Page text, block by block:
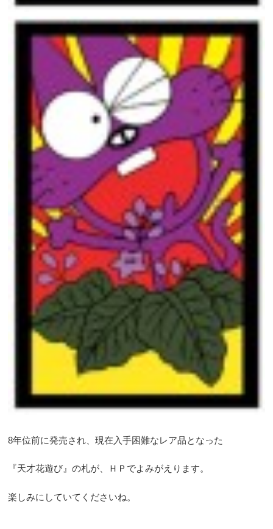
8年位前に発売され、現在入手困難なレア品となった
『天才花遊び』の札が、ＨＰでよみがえります。
楽しみにしていてくださいね。